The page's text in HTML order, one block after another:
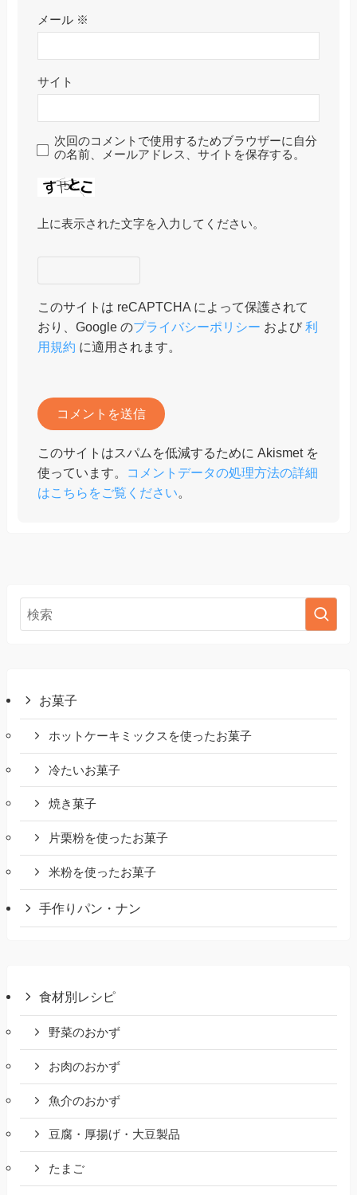
メール ※
サイト
次回のコメントで使用するためブラウザーに自分
の名前、メールアドレス、サイトを保存する。
上に表示された文字を入力してください。
このサイトは reCAPTCHA によって保護されて
おり、Google のプライバシーポリシー および 利
用規約 に適用されます。
このサイトはスパムを低減するために Akismet を
使っています。
コメントデータの処理方法の詳細
はこちらをご覧ください。
お菓子
ホットケーキミックスを使ったお菓子
冷たいお菓子
焼き菓子
片栗粉を使ったお菓子
米粉を使ったお菓子
手作りパン・ナン
食材別レシピ
野菜のおかず
お肉のおかず
魚介のおかず
豆腐・厚揚げ・大豆製品
たまご